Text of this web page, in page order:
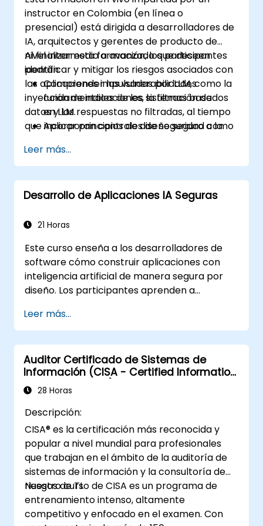
instructor en Colombia (en línea o
presencial) está dirigida a desarrolladores de
IA, arquitectos y gerentes de producto de
nivel intermedio a avanzado que deseen
identificar y mitigar los riesgos asociados con
las aplicaciones impulsadas por LLM, como la
inyección de indicaciones, la filtración de
datos y las respuestas no filtradas, al tiempo
que incorporan controles de seguridad como
intervención humana y las barreras de salida.
Al finalizar esta formación, los participantes
podrán:
Comprender las vulnerabilidades
fundamentales de los sistemas basados
en LLM.
Aplicar principios de diseño seguro a la
Utilizar herramientas como Guardrails AI
y LangChain para validación, filtrado y
seguridad.
Integrar técnicas como el aislamiento en
teaming) y revisión con intervención
robustos.
Leer más...
Desarrollo de Aplicaciones IA Seguras
21 Horas
Este curso enseña a los desarrolladores de
software cómo construir aplicaciones con
inteligencia artificial de manera segura por
diseño. Los participantes aprenden a
agentes de IA frente a amenazas específicas
como la inyección de prompts, el
envenenamiento de datos, el abuso de
herramientas, la fuga de secretos y el manejo
inseguro de las salidas del modelo. El curso
aborda el diseño seguro de prompts, la
privilegio, los controles de seguridad
(guardrails) y las pruebas de simulación de
ataques (red-teaming), ayudando a los
desarrolladores a crear funciones de IA
seguras, confiables y resistentes en entornos
del mundo real.
Leer más...
Auditor Certificado de Sistemas de
Información (CISA - Certified Information
Systems Auditor)
28 Horas
Descripción:
CISA® es la certificación más reconocida y
popular a nivel mundial para profesionales
que trabajan en el ámbito de la auditoría de
sistemas de información y la consultoría de
riesgos de TI.
Nuestro curso de CISA es un programa de
entrenamiento intenso, altamente
competitivo y enfocado en el examen. Con